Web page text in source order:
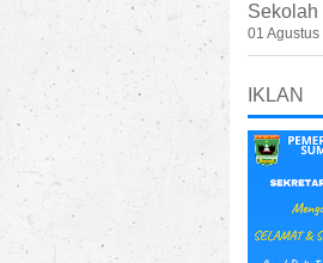
Sekolah
01 Agustus
IKLAN